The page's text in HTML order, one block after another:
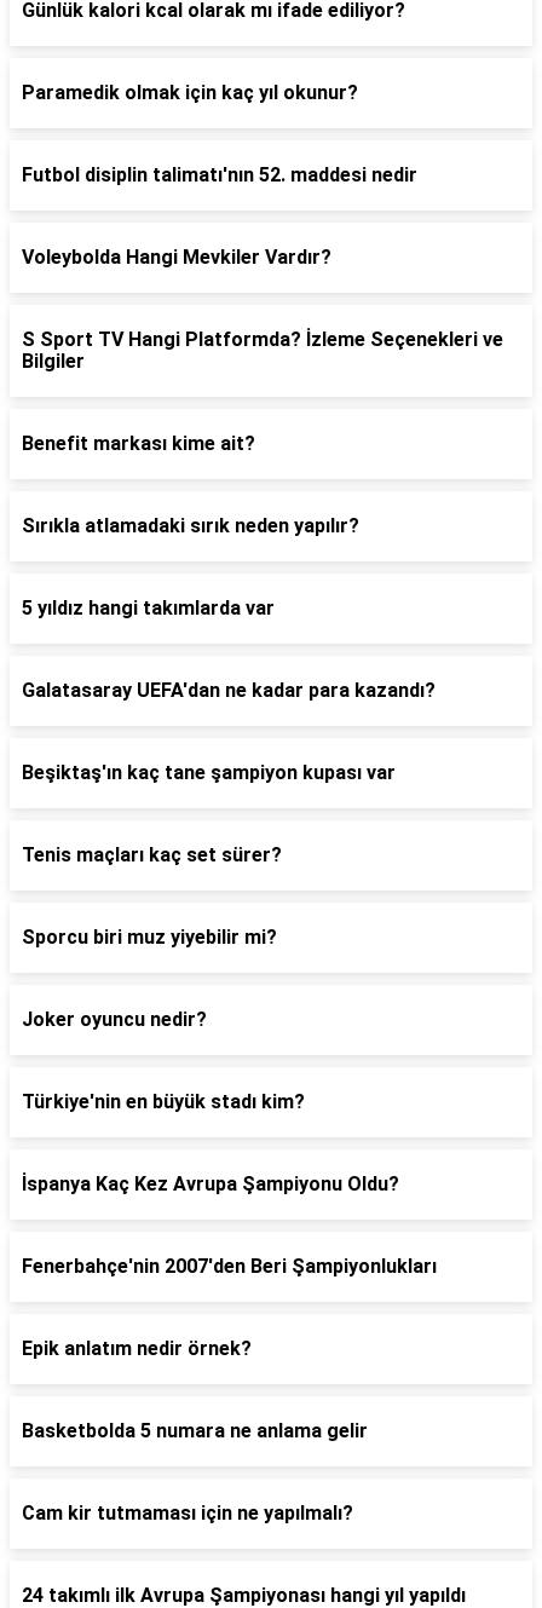
Günlük kalori kcal olarak mı ifade ediliyor?
Paramedik olmak için kaç yıl okunur?
Futbol disiplin talimatı'nın 52. maddesi nedir
Voleybolda Hangi Mevkiler Vardır?
S Sport TV Hangi Platformda? İzleme Seçenekleri ve
Bilgiler
Benefit markası kime ait?
Sırıkla atlamadaki sırık neden yapılır?
5 yıldız hangi takımlarda var
Galatasaray UEFA'dan ne kadar para kazandı?
Beşiktaş'ın kaç tane şampiyon kupası var
Tenis maçları kaç set sürer?
Sporcu biri muz yiyebilir mi?
Joker oyuncu nedir?
Türkiye'nin en büyük stadı kim?
İspanya Kaç Kez Avrupa Şampiyonu Oldu?
Fenerbahçe'nin 2007'den Beri Şampiyonlukları
Epik anlatım nedir örnek?
Basketbolda 5 numara ne anlama gelir
Cam kir tutmaması için ne yapılmalı?
24 takımlı ilk Avrupa Şampiyonası hangi yıl yapıldı